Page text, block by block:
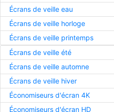
Écrans de veille eau
Écrans de veille horloge
Écrans de veille printemps
Écrans de veille été
Écrans de veille automne
Écrans de veille hiver
Économiseurs d'écran 4K
Économiseurs d'écran HD